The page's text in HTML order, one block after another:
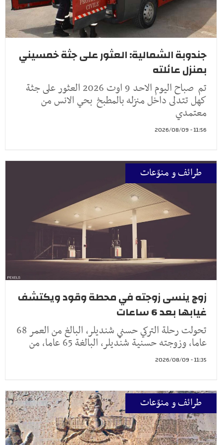
جندوبة الشمالية: العثور على جثة خمسيني
بمنزل عائلته
تم صباح اليوم الاحد 9 اوت 2026 العثور على جثة
كهل تتدلى داخل منزله بالمطبخ بحي الانس من
معتمدي
11:56 - 2026/08/09
طرائف و منوّعات
زوج ينسى زوجته في محطة وقود ويكتشف
غيابها بعد 6 ساعات
تحولت رحلة التركي حسني شنديلر، البالغ من العمر 68
عاما، وزوجته حسنية شنديلر، البالغة 65 عاما، من
11:35 - 2026/08/09
طرائف و منوّعات